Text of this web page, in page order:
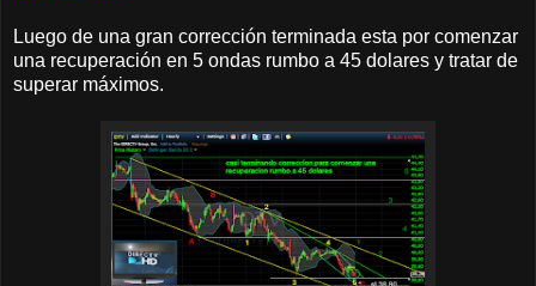
Luego de una gran corrección terminada esta por comenzar
una recuperación en 5 ondas rumbo a 45 dolares y tratar de
superar máximos.